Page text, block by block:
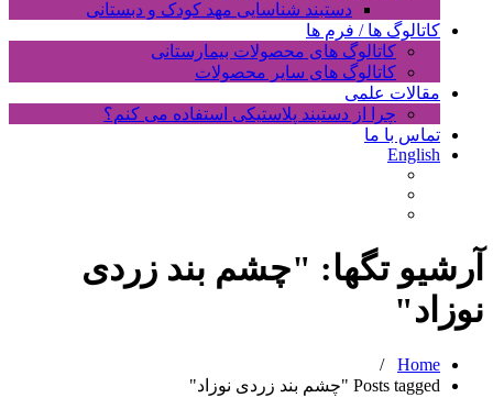
دستبند شناسایی مهد کودک و دبستانی
کاتالوگ ها / فرم ها
کاتالوگ های محصولات بیمارستانی
کاتالوگ های سایر محصولات
مقالات علمی
چرا از دستبند پلاستیکی استفاده می کنم؟
تماس با ما
English
آرشیو تگها: "چشم بند زردی
نوزاد"
Home
/
Posts tagged "چشم بند زردی نوزاد"